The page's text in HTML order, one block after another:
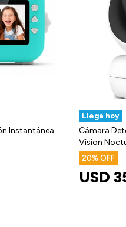
Instantánea
Llega hoy
Cámara
Vision
20
USD